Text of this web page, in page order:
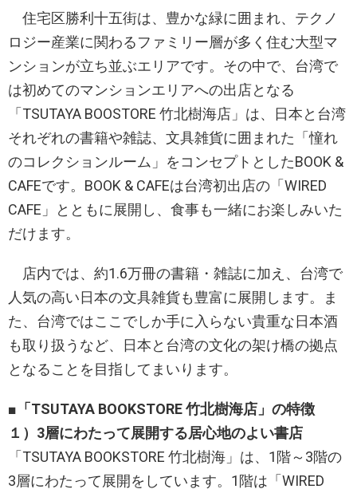
住宅区勝利十五街は、豊かな緑に囲まれ、テクノ
ロジー産業に関わるファミリー層が多く住む大型マ
ンションが立ち並ぶエリアです。その中で、台湾で
は初めてのマンションエリアへの出店となる
「TSUTAYA BOOSTORE 竹北樹海店」は、日本と台湾
それぞれの書籍や雑誌、文具雑貨に囲まれた「憧れ
のコレクションルーム」をコンセプトとしたBOOK &
CAFEです。BOOK & CAFEは台湾初出店の「WIRED
CAFE」とともに展開し、食事も一緒にお楽しみいた
だけます。
店内では、約1.6万冊の書籍・雑誌に加え、台湾で
人気の高い日本の文具雑貨も豊富に展開します。ま
た、台湾ではここでしか手に入らない貴重な日本酒
も取り扱うなど、日本と台湾の文化の架け橋の拠点
となることを目指してまいります。
■「TSUTAYA BOOKSTORE 竹北樹海店」の特徴
１）3層にわたって展開する居心地のよい書店
「TSUTAYA BOOKSTORE 竹北樹海」は、1階～3階の
3層にわたって展開をしています。1階は「WIRED